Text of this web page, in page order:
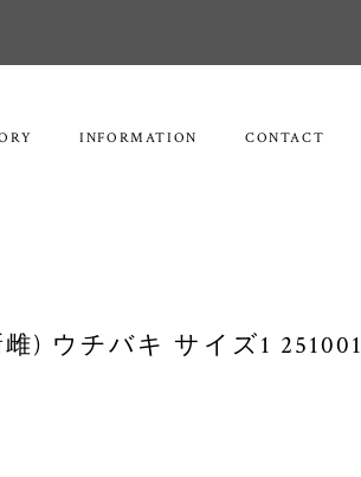
INFORMATION CONTACT
) ウチバキ サイズ1 251001